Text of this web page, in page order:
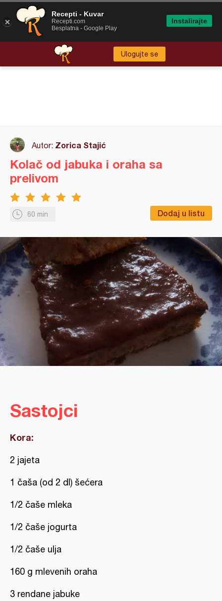
Ulogujte se
Autor: Zorica Stajić
60 min Dodaj u listu
Kolač od jabuka i oraha sa
prelivom
Sastojci
Kora:
2 jajeta
1 čaša (od 2 dl) šećera
1/2 čaše mleka
1/2 čaše jogurta
1/2 čaše ulja
160 g mlevenih oraha
3 rendane jabuke
Recepti - Kuvar
Recepti.com
Besplatna - Google Play
Instalirajte